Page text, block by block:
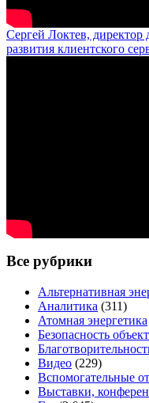
Сергей Локтев, директор
развития клиентского
Все рубрики
Альтернативная
Аналитика (311)
Атомная энергетика
Безопасность
Видео (229)
Вспомогательные
Выставки,